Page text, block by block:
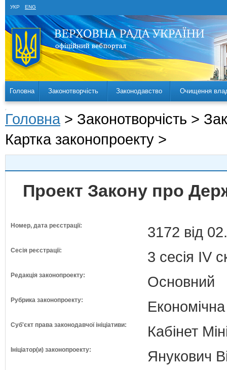
УКР ENG
Головна Законотворчість Законодавство Очищення
Головна > Законотворчість >
Картка законопроекту >
Проект Закону про
Номер, дата реєстрації: 3172 від
Сесія реєстрації: 3 сесія IV
Редакція законопроекту: Основний
Рубрика законопроекту:
Суб'єкт права законодавчої ініціативи: Кабінет
Ініціатор(и) законопроекту:
Янукович